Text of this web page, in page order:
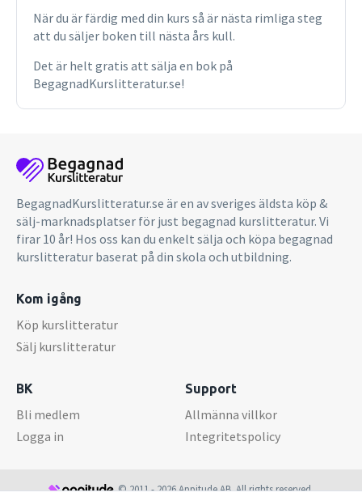
När du är färdig med din kurs så är nästa rimliga steg
att du säljer boken till nästa års kull.
Det är helt gratis att sälja en bok på
BegagnadKurslitteratur.se!
BegagnadKurslitteratur.se är en av sveriges äldsta köp &
sälj-marknadsplatser för just begagnad kurslitteratur. Vi
firar 10 år! Hos oss kan du enkelt sälja och köpa begagnad
kurslitteratur baserat på din skola och utbildning.
Kom igång
Köp kurslitteratur
Sälj kurslitteratur
BK
Bli medlem
Logga in
Support
Allmänna villkor
Integritetspolicy
© 2011 - 2026 Appitude AB. All rights reserved.